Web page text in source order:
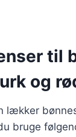
til
og
lækker
bruge